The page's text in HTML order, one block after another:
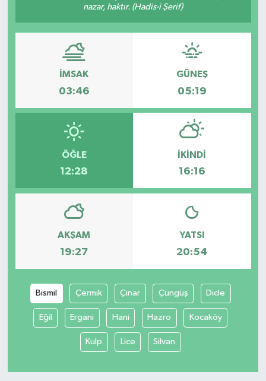
nazar, haktır. (Hadis-i Şerif)
İMSAK
03:46
GÜNEŞ
05:19
ÖĞLE
12:28
İKINDI
16:16
AKŞAM
19:27
YATSI
20:54
Bismil Çermik Çınar Çüngüş Dicle
Eğil Ergani Hani Hazro Kocaköy
Kulp Lice Silvan
HABERDE İNSAN
KAMPANYALAR
KÜLTÜR-SANAT
Magazin
ÖZEL HABER
POLİTİKA
SİYASET
SPOR
TEKNOLOJİ
VEFATLAR